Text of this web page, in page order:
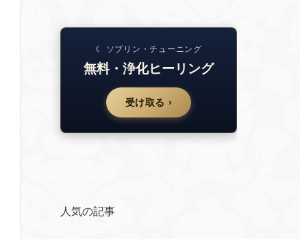
☾ ソブリン・チューニング
無料・浄化ヒーリング
受け取る ›
人気の記事